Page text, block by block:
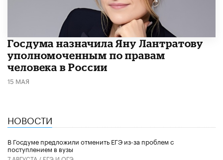
Госдума назначила Яну Лантратову
уполномоченным по правам
человека в России
15 МАЯ
НОВОСТИ
В Госдуме предложили отменить ЕГЭ из-за проблем с
поступлением в вузы